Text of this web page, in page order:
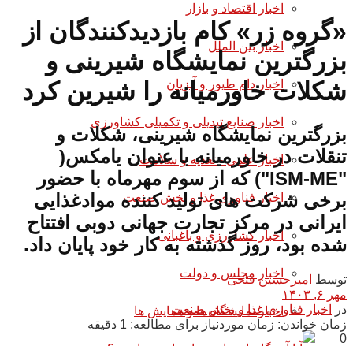
اخبار اقتصاد و بازار
اخبار بین الملل
اخبار دام طیور و آبزیان
اخبار صنایع تبدیلی و تکمیلی کشاورزی
اخبار علمی - تغذیه و سلامت
اخبار فناوری غذا و بخش صنعت
اخبار کشاورزی و باغبانی
اخبار مجلس و دولت
اخبار نمایشگاه ها و همایش ها
«گروه زر» کام بازدیدکنندگان از
بزرگترین نمایشگاه شیرینی و
شکلات خاورمیانه را شیرین کرد
بزرگترین نمایشگاه شیرینی، شکلات و
تنقلات در خاورمیانه با عنوان یامکس(
"ISM-ME") که از سوم مهرماه با حضور
برخی شرکت های تولید کننده موادغذایی
ایرانی در مرکز تجارت جهانی دوبی افتتاح
شده بود، روز گذشته به کار خود پایان داد.
توسط امیرحسین فتحی
مهر ۶, ۱۴۰۳
در
اخبار فناوری غذا و بخش صنعت
زمان خواندن: زمان موردنیاز برای مطالعه: 1 دقیقه
0